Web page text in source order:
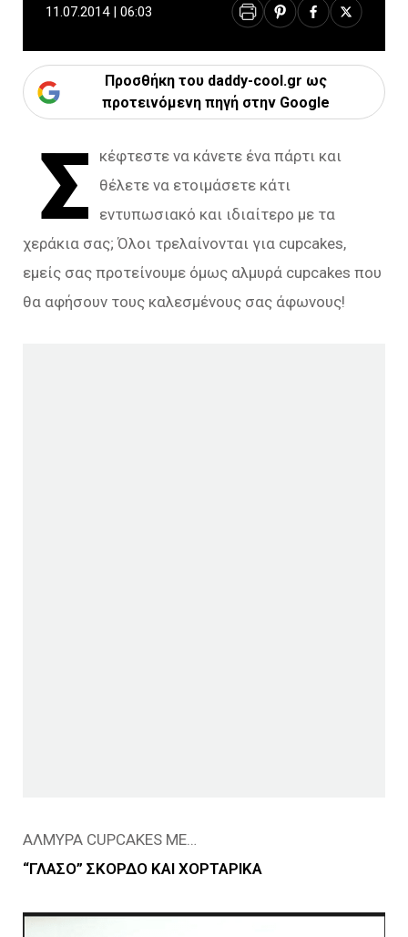
11.07.2014 | 06:03
Προσθήκη του daddy-cool.gr ως
προτεινόμενη πηγή στην Google
Σ
κέφτεστε να κάνετε ένα πάρτι και
θέλετε να ετοιμάσετε κάτι
εντυπωσιακό και ιδιαίτερο με τα
χεράκια σας; Όλοι τρελαίνονται για cupcakes,
εμείς σας προτείνουμε όμως αλμυρά cupcakes που
θα αφήσουν τους καλεσμένους σας άφωνους!
ΑΛΜΥΡΑ CUPCAKES ΜΕ…
“ΓΛΑΣO” ΣΚΟΡΔΟ ΚΑΙ ΧΟΡΤΑΡΙΚΑ